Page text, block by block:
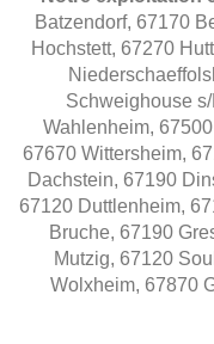
Batzendorf, 67170
Hochstett, 67270
Schweighouse
Wahlenheim,
67670 Wittersheim,
Dachstein, 67190
67120 Duttlenheim,
Bruche, 67190
Mutzig, 67120
Wolxheim, 67870